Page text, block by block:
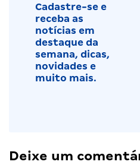
Cadastre-se e
receba as
notícias em
destaque da
semana, dicas,
novidades e
muito mais.
Deixe um